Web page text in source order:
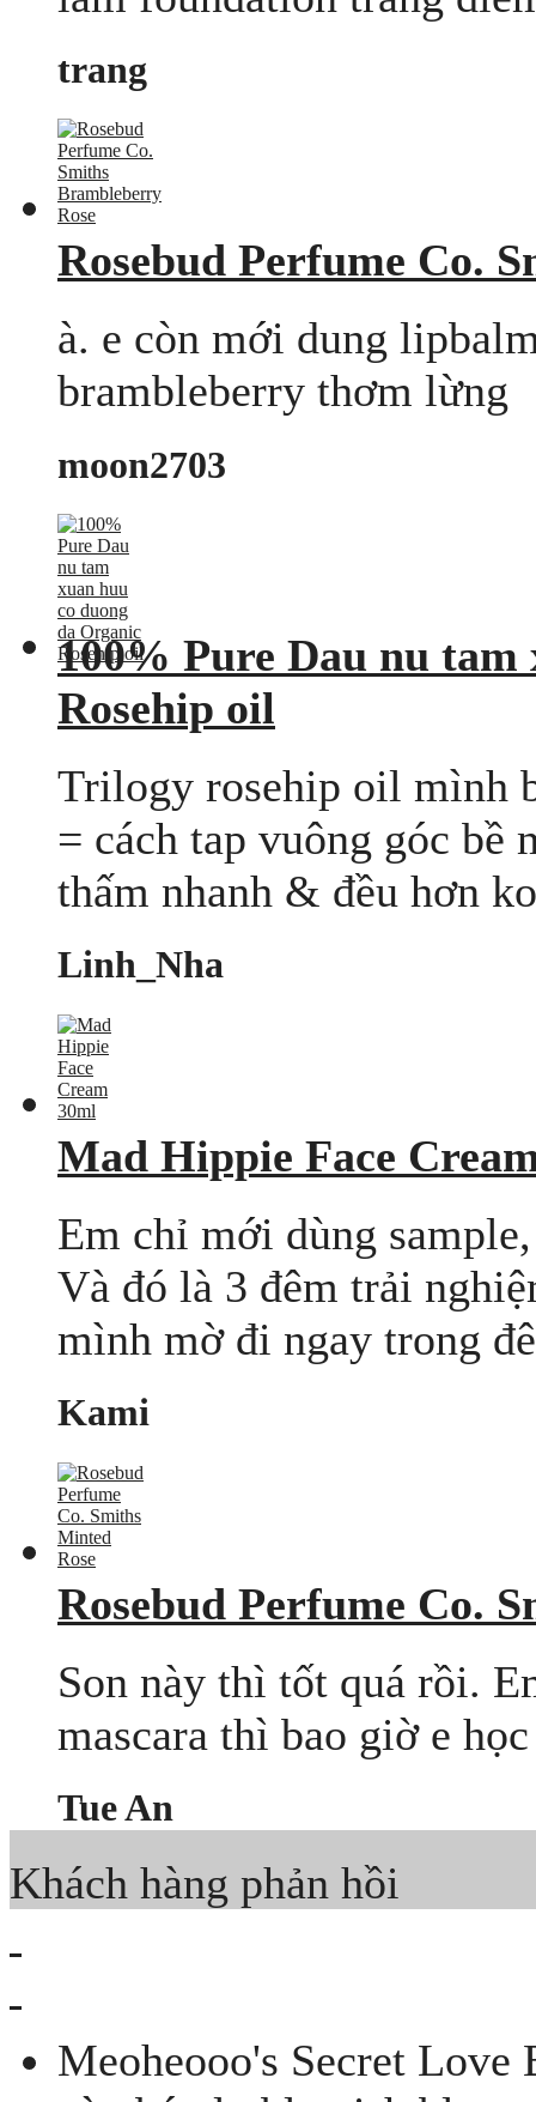
trang
Rosebud Perfume Co.
à. e còn mới dung
brambleberry thơm lừng
moon2703
100% Pure Dau nu
Rosehip oil
Trilogy rosehip oil mình
= cách tap vuông góc bề
thấm nhanh & đều hơn
Linh_Nha
Mad Hippie Face
Em chỉ mới dùng
Và đó là 3 đêm trải
mình mờ đi ngay trong
Kami
Rosebud Perfume Co.
Son này thì tốt quá rồi.
mascara thì bao giờ e
Tue An
Khách hàng phản hồi
Meoheooo's Secret